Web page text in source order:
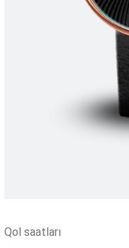
Qol saatları